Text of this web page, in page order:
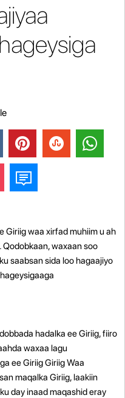
Giriig waa xirfad muhiim u ah
waxaan soo
saabsan sida loo hagaajiyo
hadalka ee Giriig, fiiro
waxaa lagu
ee Giriig Giriig Waa
maqalka Giriig, laakiin
day inaad maqashid eray